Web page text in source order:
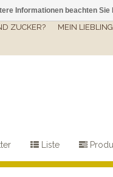
ZUCKER? MEIN LIEBLING
Liste
Informationen beachten